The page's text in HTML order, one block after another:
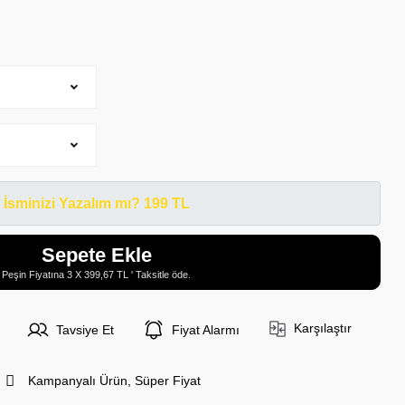
İsminizi Yazalım mı? 199 TL
Sepete Ekle
Peşin Fiyatına 3 X 399,67 TL ' Taksitle öde.
Tavsiye Et Fiyat Alarmı Karşılaştır
Kampanyalı Ürün, Süper Fiyat